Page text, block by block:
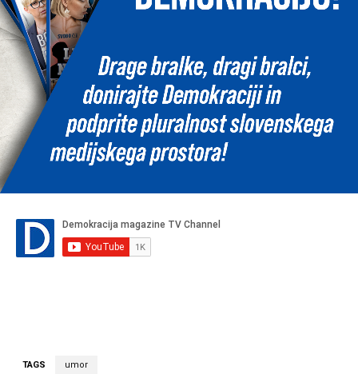
TAGS umor